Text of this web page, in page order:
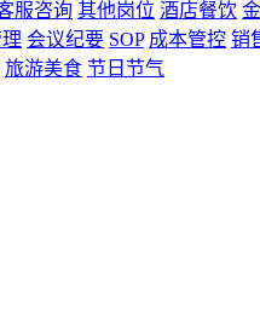
服咨询 其他岗位 酒店餐饮
会议纪要 SOP 成本管控 销
旅游美食 节日节气